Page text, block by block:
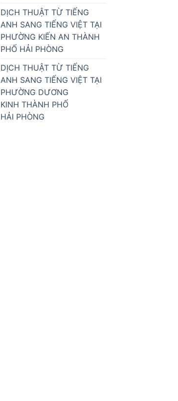
DỊCH THUẬT TỪ TIẾNG
ANH SANG TIẾNG VIỆT TẠI
PHƯỜNG KIẾN AN THÀNH
PHỐ HẢI PHÒNG
DỊCH THUẬT TỪ TIẾNG
ANH SANG TIẾNG VIỆT TẠI
PHƯỜNG DƯƠNG
KINH THÀNH PHỐ
HẢI PHÒNG